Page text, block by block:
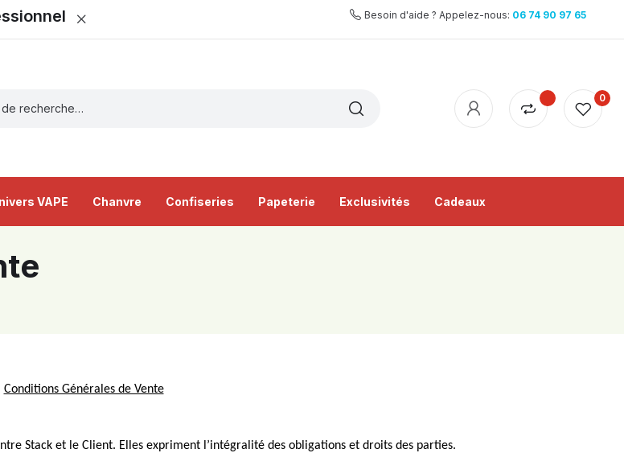
Besoin d'aide ? Appelez-nous: 06 74 90 97 65
0
VAPE Chanvre Confiseries Papeterie Exclusivités Cadeaux
Conditions Générales de Vente
Stack et le Client. Elles expriment l’intégralité des obligations et droits des parties.